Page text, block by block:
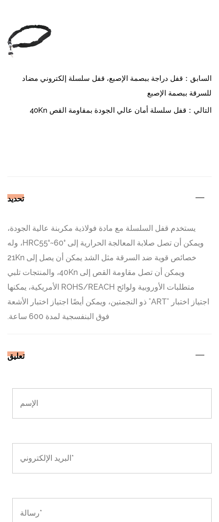
السابق：قفل دراجة ببصمة الإصبع، قفل سلسلة إلكتروني مضاد
للسرقة ببصمة الإصبع
التالي：قفل سلسلة أمان عالي الجودة بمقاومة القص 40Kn
تحديد
يستخدم قفل السلسلة مع مادة فولاذية مكربنة عالية الجودة،
ويمكن أن تصل صلابة المعالجة الحرارية إلى HRC55°~60°، وله
خصائص قوية ضد السرقة مثل الشد يمكن أن يصل إلى 21Kn
ويمكن أن تصل مقاومة القص إلى 40Kn، والمنتجات تلبي
متطلبات الأوروبية ولوائح ROHS/REACH الأمريكية، يمكنها
اجتياز اختبار "ART" ذو النجمتين، ويمكن أيضًا اجتياز اختبار الأشعة
فوق البنفسجية لمدة 600 ساعة.
تعليق